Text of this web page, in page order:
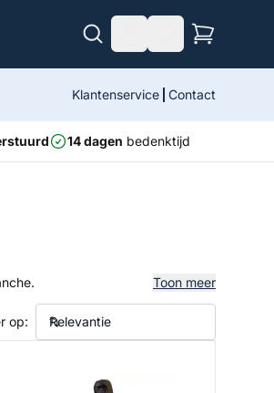
Klantenservice Contact
14 dagen bedenktijd
Toon meer
op: